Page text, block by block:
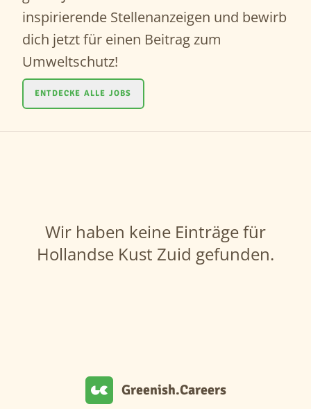
inspirierende Stellenanzeigen und bewirb
dich jetzt für einen Beitrag zum
Umweltschutz!
ENTDECKE ALLE JOBS
Wir haben keine Einträge für
Hollandse Kust Zuid gefunden.
Greenish.Careers